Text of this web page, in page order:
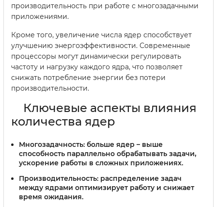
производительность при работе с многозадачными
приложениями.
Кроме того, увеличение числа ядер способствует
улучшению энергоэффективности. Современные
процессоры могут динамически регулировать
частоту и нагрузку каждого ядра, что позволяет
снижать потребление энергии без потери
производительности.
Ключевые аспекты влияния
количества ядер
Многозадачность: больше ядер – выше
способность параллельно обрабатывать задачи,
ускорение работы в сложных приложениях.
Производительность: распределение задач
между ядрами оптимизирует работу и снижает
время ожидания.